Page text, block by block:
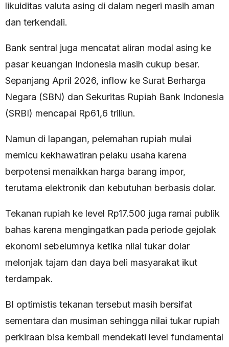
likuiditas valuta asing di dalam negeri masih aman
dan terkendali.
Bank sentral juga mencatat aliran modal asing ke
pasar keuangan Indonesia masih cukup besar.
Sepanjang April 2026, inflow ke Surat Berharga
Negara (SBN) dan Sekuritas Rupiah Bank Indonesia
(SRBI) mencapai Rp61,6 triliun.
Namun di lapangan, pelemahan rupiah mulai
memicu kekhawatiran pelaku usaha karena
berpotensi menaikkan harga barang impor,
terutama elektronik dan kebutuhan berbasis dolar.
Tekanan rupiah ke level Rp17.500 juga ramai publik
bahas karena mengingatkan pada periode gejolak
ekonomi sebelumnya ketika nilai tukar dolar
melonjak tajam dan daya beli masyarakat ikut
terdampak.
BI optimistis tekanan tersebut masih bersifat
sementara dan musiman sehingga nilai tukar rupiah
perkiraan bisa kembali mendekati level fundamental